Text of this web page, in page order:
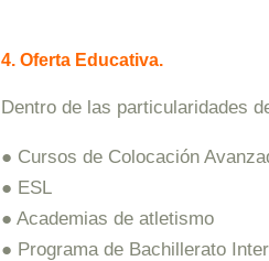
4. Oferta Educativa.
Dentro de las particularidades
● Cursos de Colocación
● ESL
● Academias de atletismo
● Programa de Bachillerato